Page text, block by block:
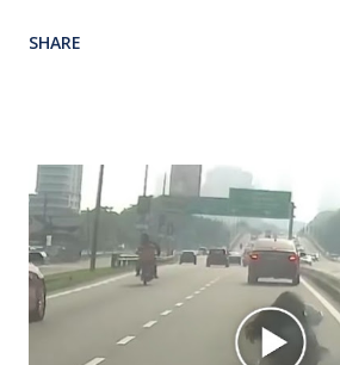
kejadian berlaku sekitar jam 11 malam
hiburan di kawasan berkenaan.
meninggal dunia di lokasi kejadian
manakala seorang lagi mangsa
Turut dipercayai terdapat seorang
namun identitinya masih belum dikenal
keluar dari lokasi oleh kenalannya.
SHARE